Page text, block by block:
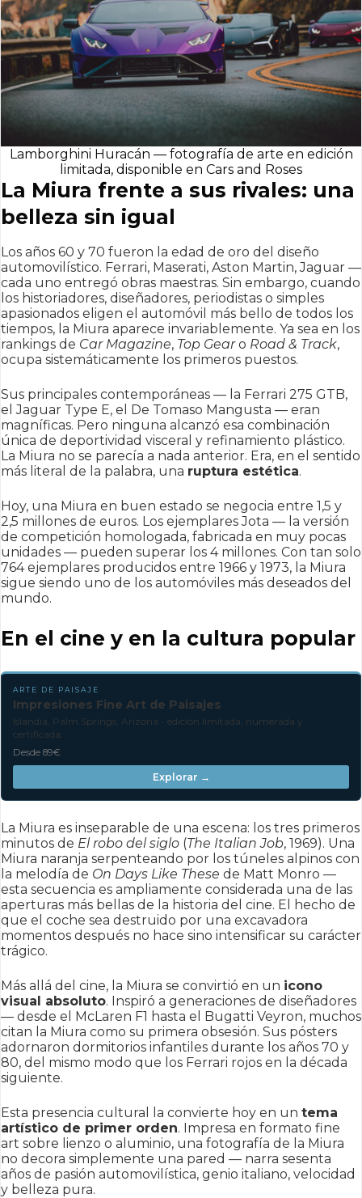
Lamborghini Huracán — fotografía de arte en edición
limitada, disponible en Cars and Roses
La Miura frente a sus rivales: una
belleza sin igual
Los años 60 y 70 fueron la edad de oro del diseño
automovilístico. Ferrari, Maserati, Aston Martin, Jaguar —
cada uno entregó obras maestras. Sin embargo, cuando
los historiadores, diseñadores, periodistas o simples
apasionados eligen el automóvil más bello de todos los
tiempos, la Miura aparece invariablemente. Ya sea en los
rankings de Car Magazine, Top Gearo Road & Track,
ocupa sistemáticamente los primeros puestos.
Sus principales contemporáneas — la Ferrari 275 GTB,
el Jaguar Type E, el De Tomaso Mangusta — eran
magníficas. Pero ninguna alcanzó esa combinación
única de deportividad visceral y refinamiento plástico.
La Miura no se parecía a nada anterior. Era, en el sentido
más literal de la palabra, una ruptura estética.
Hoy, una Miura en buen estado se negocia entre 1,5 y
2,5 millones de euros. Los ejemplares Jota — la versión
de competición homologada, fabricada en muy pocas
unidades — pueden superar los 4 millones. Con tan solo
764 ejemplares producidos entre 1966 y 1973, la Miura
sigue siendo uno de los automóviles más deseados del
mundo.
En el cine y en la cultura popular
ARTE DE PAISAJE
Impresiones Fine Art de Paisajes
Islandia, Palm Springs, Arizona - edición limitada, numerada y
certificada.
Desde 89€
Explorar →
La Miura es inseparable de una escena: los tres primeros
minutos de El robo del siglo (The Italian Job, 1969). Una
Miura naranja serpenteando por los túneles alpinos con
la melodía de On Days Like These de Matt Monro —
esta secuencia es ampliamente considerada una de las
aperturas más bellas de la historia del cine. El hecho de
que el coche sea destruido por una excavadora
momentos después no hace sino intensificar su carácter
trágico.
Más allá del cine, la Miura se convirtió en un icono
visual absoluto. Inspiró a generaciones de diseñadores
— desde el McLaren F1 hasta el Bugatti Veyron, muchos
citan la Miura como su primera obsesión. Sus pósters
adornaron dormitorios infantiles durante los años 70 y
80, del mismo modo que los Ferrari rojos en la década
siguiente.
Esta presencia cultural la convierte hoy en un tema
artístico de primer orden. Impresa en formato fine
art sobre lienzo o aluminio, una fotografía de la Miura
no decora simplemente una pared — narra sesenta
años de pasión automovilística, genio italiano, velocidad
y belleza pura.